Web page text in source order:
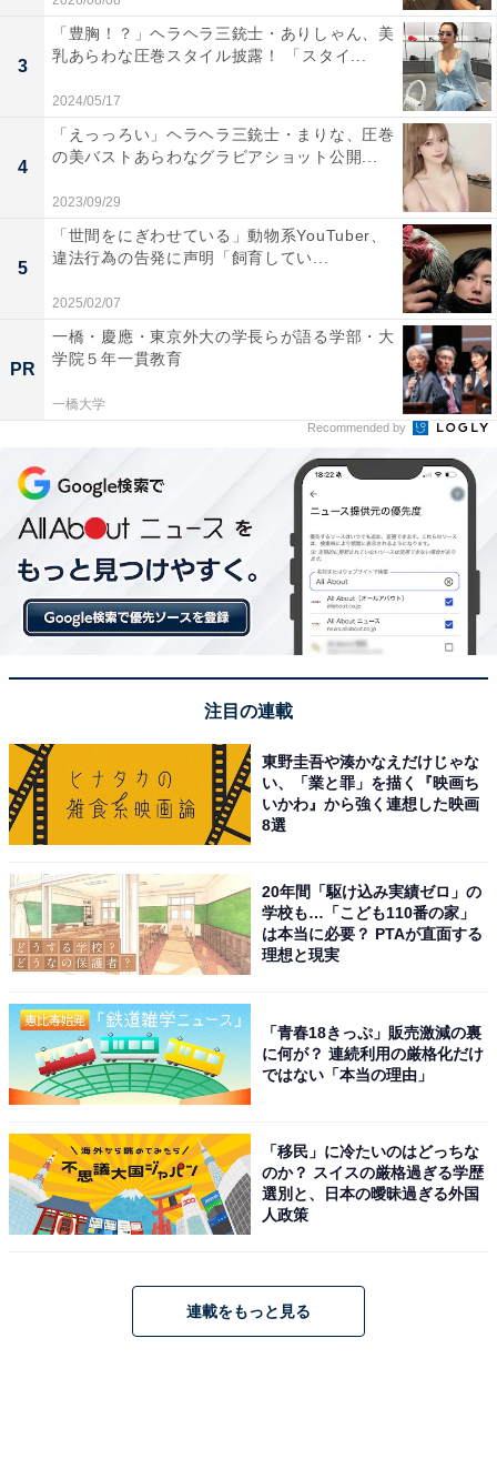
3
「豊胸！？」ヘラヘラ三銃士・ありしゃん、美
乳あらわな圧巻スタイル披露！ 「スタイ...
2024/05/17
4
「えっっろい」ヘラヘラ三銃士・まりな、圧巻
の美バストあらわなグラビアショット公開...
2023/09/29
5
「世間をにぎわせている」動物系YouTuber、
違法行為の告発に声明「飼育してい...
2025/02/07
PR
一橋・慶應・東京外大の学長らが語る学部・大
学院５年一貫教育
一橋大学
Recommended by
注目の連載
東野圭吾や湊かなえだけじゃな
い、「業と罪」を描く『映画ち
いかわ』から強く連想した映画
8選
20年間「駆け込み実績ゼロ」の
学校も…「こども110番の家」
は本当に必要？ PTAが直面する
理想と現実
「青春18きっぷ」販売激減の裏
に何が？ 連続利用の厳格化だけ
ではない「本当の理由」
「移民」に冷たいのはどっちな
のか？ スイスの厳格過ぎる学歴
選別と、日本の曖昧過ぎる外国
人政策
連載をもっと見る